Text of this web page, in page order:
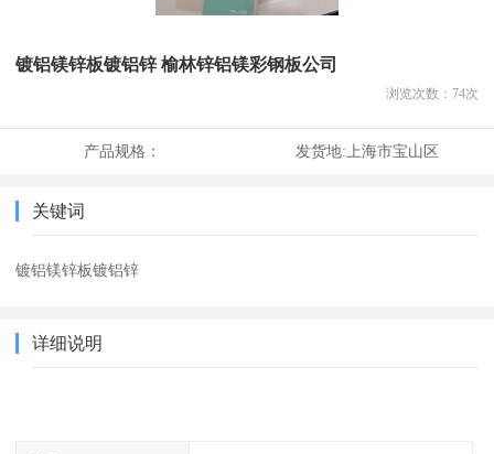
镀铝镁锌板镀铝锌 榆林锌铝镁彩钢板公司
浏览次数： 74次
产品规格： 发货地: 上海市宝山区
关键词
镀铝镁锌板镀铝锌
详细说明